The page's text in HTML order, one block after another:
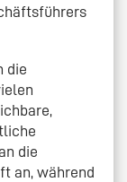
die
die
an, während